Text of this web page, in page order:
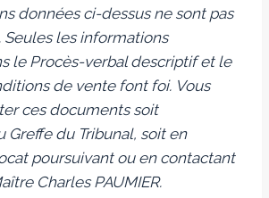
données ci-dessus ne sont pas
les informations
le Procès-verbal descriptif et le
de vente font foi. Vous
ces documents soit
Greffe du Tribunal, soit en
poursuivant ou en contactant
Charles PAUMIER.